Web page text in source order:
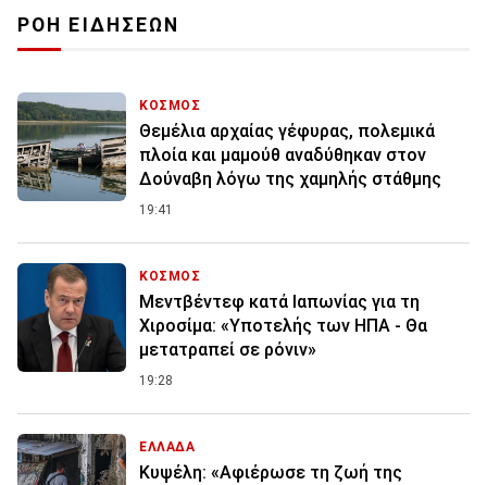
ΡΟΗ ΕΙΔΗΣΕΩΝ
ΚΟΣΜΟΣ
Θεμέλια αρχαίας γέφυρας, πολεμικά
πλοία και μαμούθ αναδύθηκαν στον
Δούναβη λόγω της χαμηλής στάθμης
19:41
ΚΟΣΜΟΣ
Μεντβέντεφ κατά Ιαπωνίας για τη
Χιροσίμα: «Υποτελής των ΗΠΑ - Θα
μετατραπεί σε ρόνιν»
19:28
ΕΛΛΑΔΑ
Κυψέλη: «Αφιέρωσε τη ζωή της